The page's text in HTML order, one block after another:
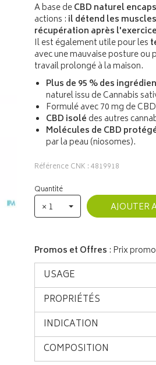
A base deCBD naturel
actions : il détend les muscles
récupération après
Il est également utile pour les
avec une mauvaise posture
travail prolongé à la maison.
Plus de 95 % des
naturel issu de Cannabis
Formulé avec 70 mg de
CBD isolé des autres
Molécules de CBD
par la peau (niosomes).
Référence CNK : 4819918
Quantité
× 1 AJOUTER
Promos et Offres : Prix
USAGE
PROPRIÉTÉS
INDICATION
COMPOSITION